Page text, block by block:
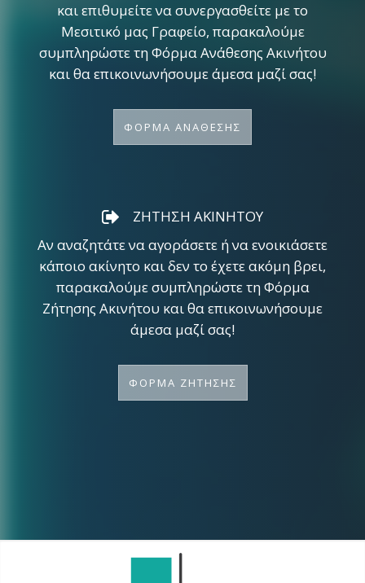
και επιθυμείτε να συνεργασθείτε με το
Μεσιτικό μας Γραφείο, παρακαλούμε
συμπληρώστε τη Φόρμα Ανάθεσης Ακινήτου
και θα επικοινωνήσουμε άμεσα μαζί σας!
ΦΟΡΜΑ ΑΝΑΘΕΣΗΣ
ΖΗΤΗΣΗ ΑΚΙΝΗΤΟΥ
Αν αναζητάτε να αγοράσετε ή να ενοικιάσετε
κάποιο ακίνητο και δεν το έχετε ακόμη βρει,
παρακαλούμε συμπληρώστε τη Φόρμα
Ζήτησης Ακινήτου και θα επικοινωνήσουμε
άμεσα μαζί σας!
ΦΟΡΜΑ ΖΗΤΗΣΗΣ